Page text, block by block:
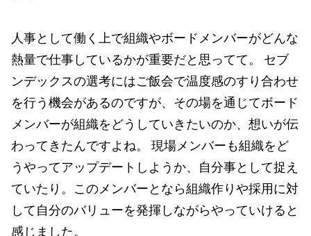
人事として働く上で組織やボードメンバーがどんな
熱量で仕事しているかが重要だと思ってて。 セブ
ンデックスの選考にはご飯会で温度感のすり合わせ
を行う機会があるのですが、その場を通じてボード
メンバーが組織をどうしていきたいのか、想いが伝
わってきたんですよね。 現場メンバーも組織をど
うやってアップデートしようか、自分事として捉え
ていたり。このメンバーとなら組織作りや採用に対
して自分のバリューを発揮しながらやっていけると
感じました。